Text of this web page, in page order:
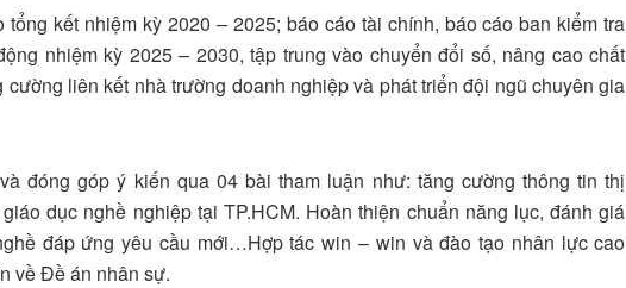
kết nhiệm kỳ 2020 – 2025; báo cáo tài chính, báo cáo ban kiểm tra
nhiệm kỳ 2025 – 2030, tập trung vào chuyển đổi số, nâng cao chất
cường liên kết nhà trường doanh nghiệp và phát triển đội ngũ chuyên gia
đóng góp ý kiến qua 04 bài tham luận như: tăng cường thông tin thị
dục nghề nghiệp tại TP.HCM. Hoàn thiện chuẩn năng lục, đánh giá
đáp ứng yêu cầu mới…Hợp tác win – win và đào tạo nhân lực cao
về Đề án nhân sự.